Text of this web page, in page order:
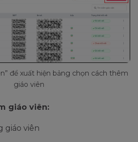
để xuất hiện bảng chọn cách thêm
giáo viên
giáo viên:
giáo viên